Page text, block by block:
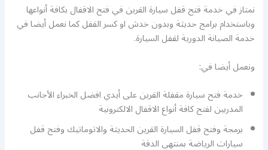
نمتاز في خدمة فتح قفل سيارة القرين في فتح الاقفال بكافة أنواعها
وباستخدام برامج حديثة وبدون خدش او كسر القفل كما نعمل أيضا في
خدمة الصيانة الدورية لقفل السيارة.
ونعمل أيضا في:
خدمة فتح سيارة مقفلة القرين على أيدي افضل الخبراء الأجانب
المدربين لفتح كافة أنواع الاقفال الالكترونية
برمجة وفتح قفل السيارة القرين الحديثة والاتوماتيك وفتح قفل
سيارات الرياضة بمنتهى الدقة